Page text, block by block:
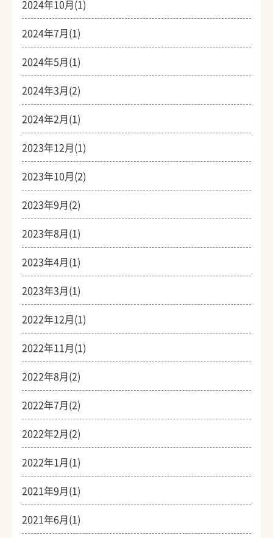
2024年10月(1)
2024年7月(1)
2024年5月(1)
2024年3月(2)
2024年2月(1)
2023年12月(1)
2023年10月(2)
2023年9月(2)
2023年8月(1)
2023年4月(1)
2023年3月(1)
2022年12月(1)
2022年11月(1)
2022年8月(2)
2022年7月(2)
2022年2月(2)
2022年1月(1)
2021年9月(1)
2021年6月(1)